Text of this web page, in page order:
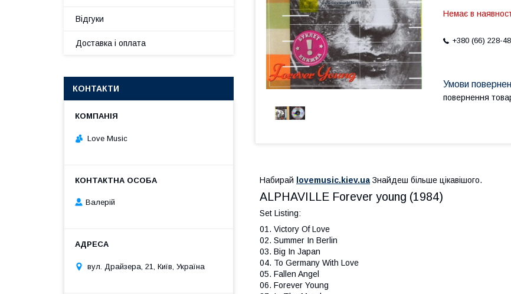
Немає в
+380 (66) 228-
повернення
Набирай lovemusic.kiev.ua Знайдеш більше цікавішого.
ALPHAVILLE Forever young (1984)
Set Listing:
01. Victory Of Love
02. Summer In Berlin
03. Big In Japan
04. To Germany With Love
05. Fallen Angel
06. Forever Young
Відгуки
Доставка і оплата
КОНТАКТИ
Love Music
Валерій
вул. Драйзера, 21, Київ, Україна